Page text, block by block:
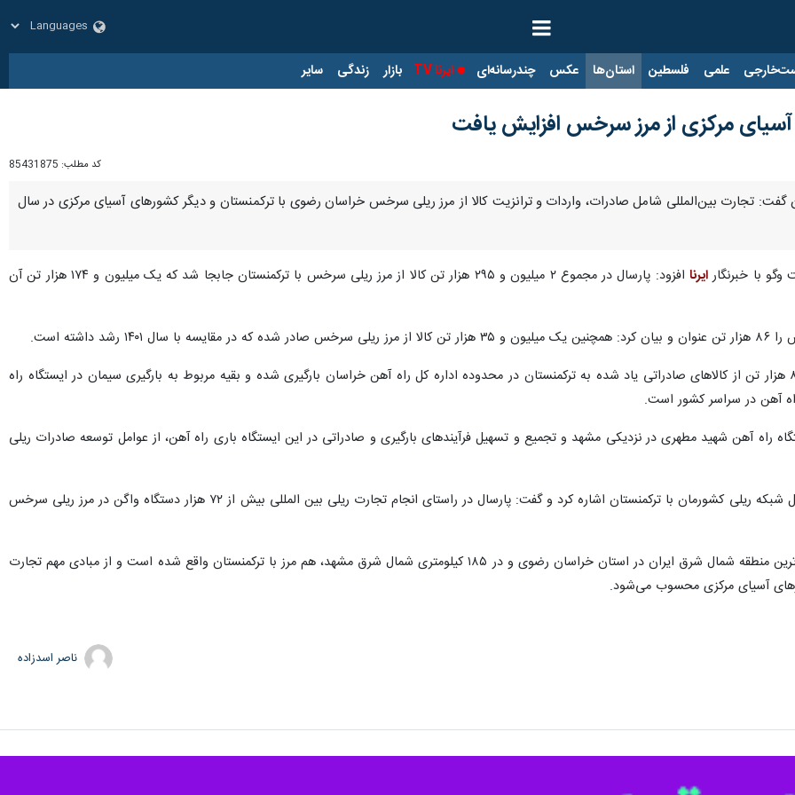
علمی فلسطین استان‌ها عکس چندرسانه‌ای ایرنا TV بازار زندگی سایر
مرکزی از مرز سرخس افزایش یافت
کد مطلب: 85431875